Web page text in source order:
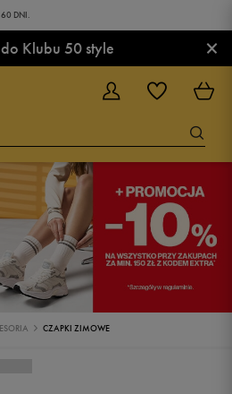
60 DNI.
Klubu 50 style ×
CZAPKI ZIMOWE